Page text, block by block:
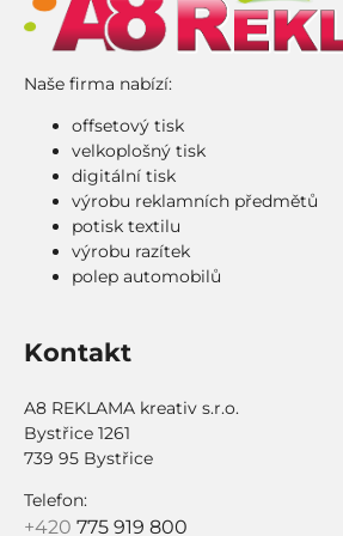
Naše firma nabízí:
offsetový tisk
velkoplošný tisk
digitální tisk
výrobu reklamních předmětů
potisk textilu
výrobu razítek
polep automobilů
Kontakt
A8 REKLAMA kreativ s.r.o.
Bystřice 1261
739 95 Bystřice
Telefon:
+420 775 919 800